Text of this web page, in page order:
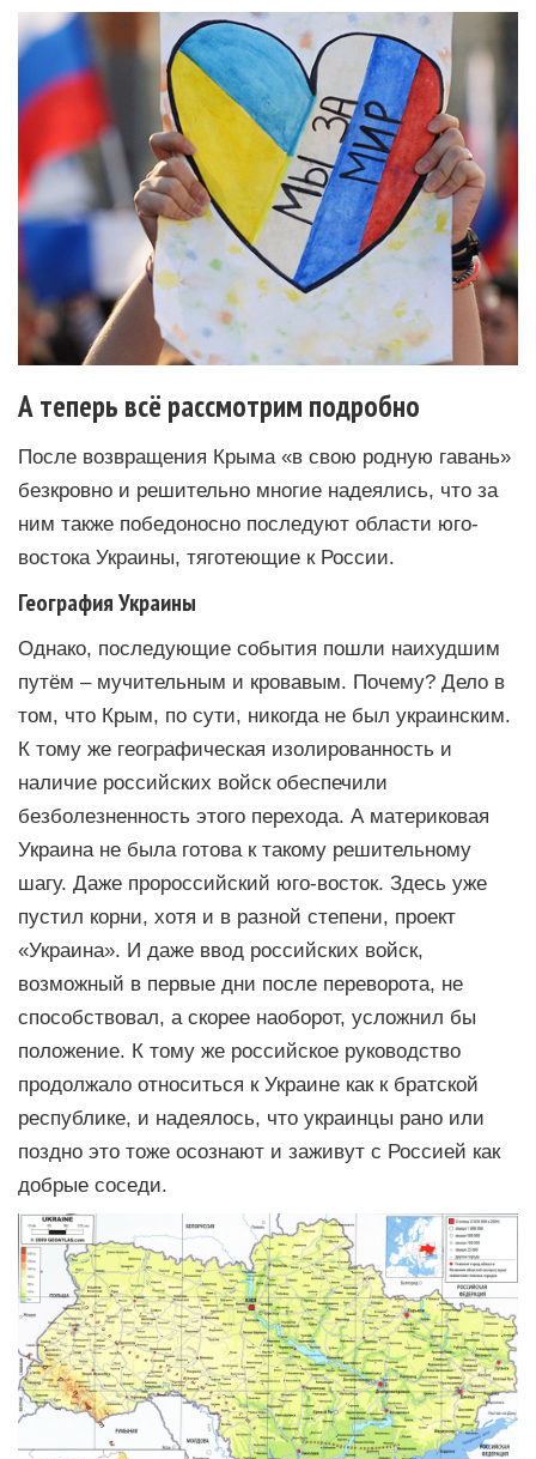
А теперь всё рассмотрим подробно
После возвращения Крыма «в свою родную гавань»
безкровно и решительно многие надеялись, что за
ним также победоносно последуют области юго-
востока Украины, тяготеющие к России.
География Украины
Однако, последующие события пошли наихудшим
путём – мучительным и кровавым. Почему? Дело в
том, что Крым, по сути, никогда не был украинским.
К тому же географическая изолированность и
наличие российских войск обеспечили
безболезненность этого перехода. А материковая
Украина не была готова к такому решительному
шагу. Даже пророссийский юго-восток. Здесь уже
пустил корни, хотя и в разной степени, проект
«Украина». И даже ввод российских войск,
возможный в первые дни после переворота, не
способствовал, а скорее наоборот, усложнил бы
положение. К тому же российское руководство
продолжало относиться к Украине как к братской
республике, и надеялось, что украинцы рано или
поздно это тоже осознают и заживут с Россией как
добрые соседи.